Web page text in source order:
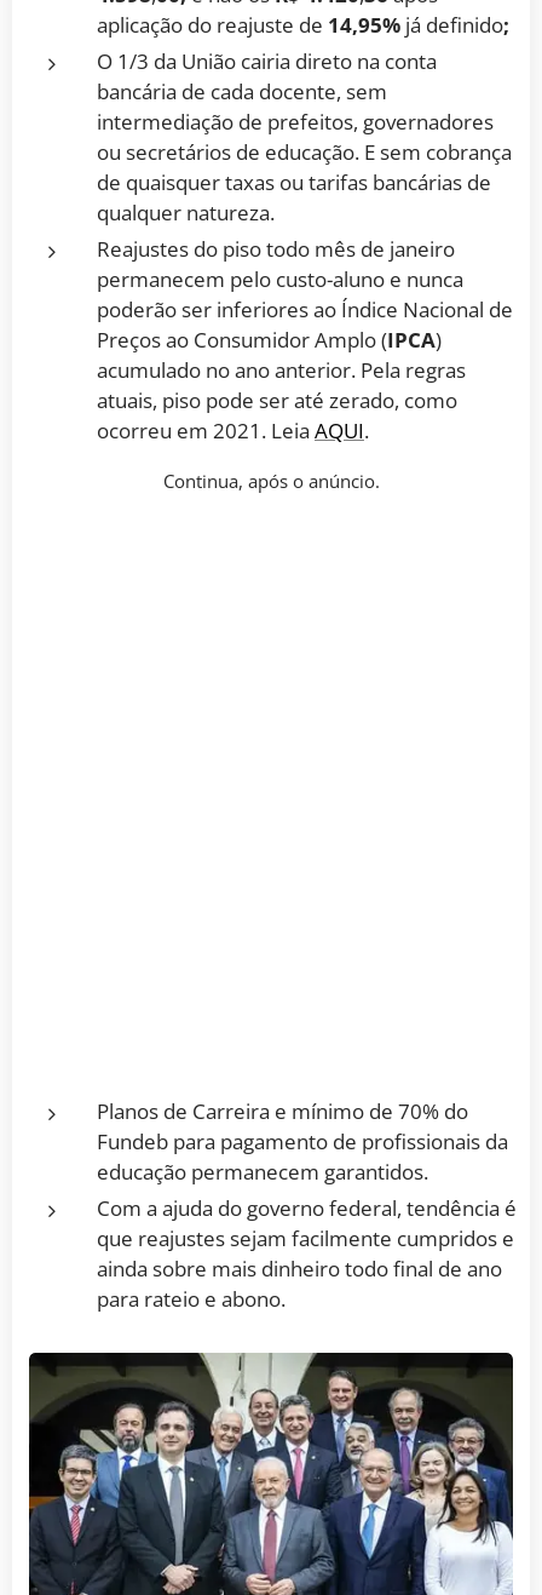
aplicação do reajuste de 14,95% já definido;
O 1/3 da União cairia direto na conta
bancária de cada docente, sem
intermediação de prefeitos, governadores
ou secretários de educação. E sem cobrança
de quaisquer taxas ou tarifas bancárias de
qualquer natureza.
Reajustes do piso todo mês de janeiro
permanecem pelo custo-aluno e nunca
poderão ser inferiores ao Índice Nacional de
Preços ao Consumidor Amplo (IPCA)
acumulado no ano anterior. Pela regras
atuais, piso pode ser até zerado, como
ocorreu em 2021. Leia AQUI.
Continua, após o anúncio.
Planos de Carreira e mínimo de 70% do
Fundeb para pagamento de profissionais da
educação permanecem garantidos.
Com a ajuda do governo federal, tendência é
que reajustes sejam facilmente cumpridos e
ainda sobre mais dinheiro todo final de ano
para rateio e abono.